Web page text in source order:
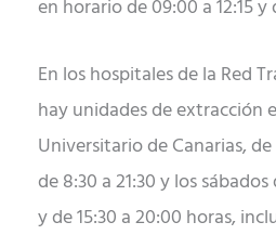
en horario de 09:00 a 12:15 y
En los hospitales de la Red
hay unidades de extracción
Universitario de Canarias,
de 8:30 a 21:30 y los
y de 15:30 a 20:00 horas,